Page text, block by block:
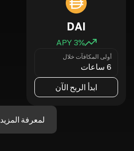
DAI
3% APY
أولى المكافآت خلال
6 ساعات
ابدأ الربح الآن
لمعرفة المزيد